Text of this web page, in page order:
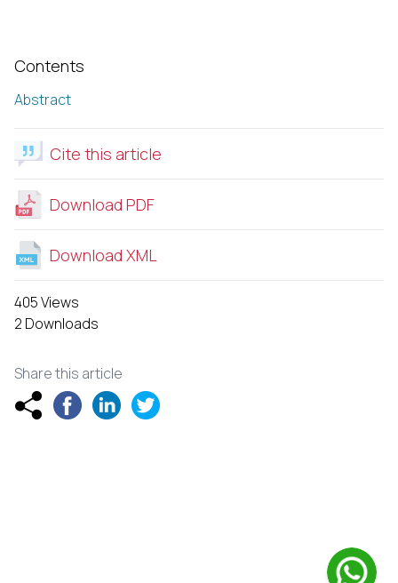
Contents
Abstract
Cite this article
Download PDF
Download XML
405 Views
2 Downloads
Share this article